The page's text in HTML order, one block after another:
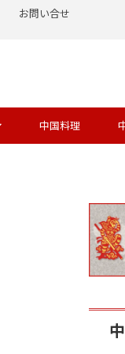
お問い合せ
中国料理